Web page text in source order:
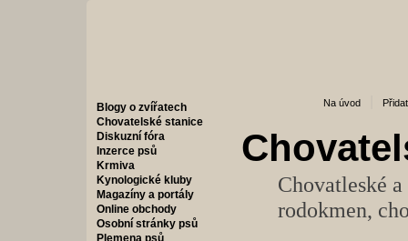
Blogy o zvířatech
Chovatelské stanice
Diskuzní fóra
Inzerce psů
Krmiva
Kynologické kluby
Magazíny a portály
Online obchody
Osobní stránky psů
Plemena psů
Na úvod
Chovatleské
rodokmen,